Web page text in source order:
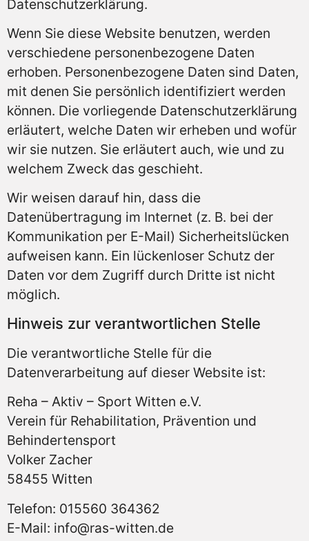
Datenschutzerklärung.
Wenn Sie diese Website benutzen, werden
verschiedene personenbezogene Daten
erhoben. Personenbezogene Daten sind Daten,
mit denen Sie persönlich identifiziert werden
können. Die vorliegende Datenschutzerklärung
erläutert, welche Daten wir erheben und wofür
wir sie nutzen. Sie erläutert auch, wie und zu
welchem Zweck das geschieht.
Wir weisen darauf hin, dass die
Datenübertragung im Internet (z. B. bei der
Kommunikation per E-Mail) Sicherheitslücken
aufweisen kann. Ein lückenloser Schutz der
Daten vor dem Zugriff durch Dritte ist nicht
möglich.
Hinweis zur verantwortlichen Stelle
Die verantwortliche Stelle für die
Datenverarbeitung auf dieser Website ist:
Reha – Aktiv – Sport Witten e.V.
Verein für Rehabilitation, Prävention und
Behindertensport
Volker Zacher
58455 Witten
Telefon: 015560 364362
E-Mail: info@ras-witten.de